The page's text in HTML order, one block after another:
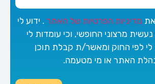
מדיניות הפרטיות של האתר . ידוע לי
מרצוני החופשי, וכי עומדות לי
לי לפי החוק ומאשר/ת קבלת תוכן
האתר או מי מטעמה.